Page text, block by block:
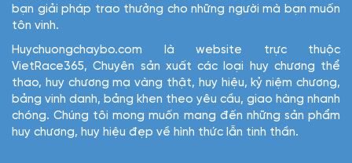
bạn giải pháp trao thưởng cho những người mà bạn muốn
tôn vinh.
Huychuongchaybo.com là website trực thuộc
VietRace365, Chuyên sản xuất các loại huy chương thể
thao, huy chương mạ vàng thật, huy hiệu, kỷ niệm chương,
bảng vinh danh, bảng khen theo yêu cầu, giao hàng nhanh
chóng. Chúng tôi mong muốn mang đến những sản phẩm
huy chương, huy hiệu đẹp về hình thức lẫn tinh thần.